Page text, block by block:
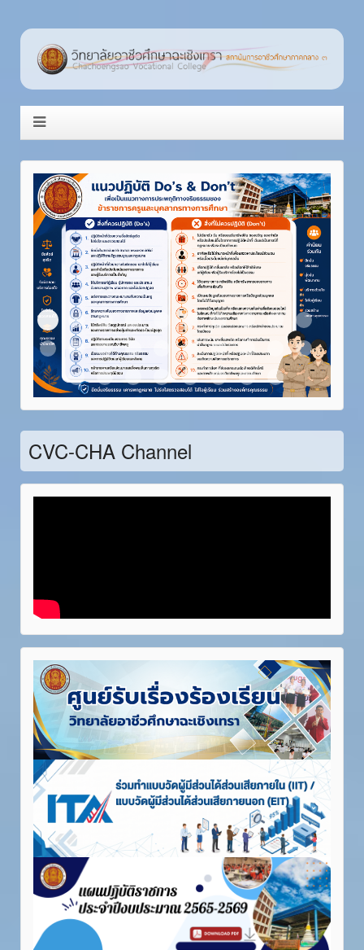
Item 1
Item 2 Item 3 Item 5Item 6Item 7Item 8Item 9Item 10
Item 11Item 12Item 13 Item 14Item 15Item 16Item 17 Item 18Item 19Item 20
Item 21Item 22Item 23Item 24Item 25Item 26Item 27Item 28
CVC-CHA Channel